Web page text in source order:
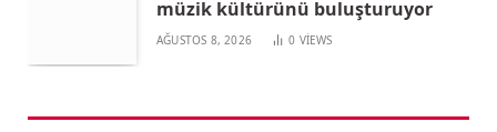
müzik kültürünü buluşturuyor
AĞUSTOS 8, 2026 0 VIEWS